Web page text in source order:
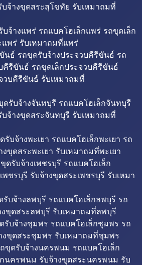
จ้างขุดสระสุโขทัย รับเหมาถมที่
จ้างแพร่ รถแบคโฮเล็กแพร่ รถขุดเล็ก
พร่ รับเหมาถมที่แพร่
นธ์ รถขุดรับจ้างประจวบคีรีขันธ์ รถ
คีรีขันธ์ รถขุดเล็กประจวบคีรีขันธ์
วบคีรีขันธ์ รับเหมาถมที่
รับจ้างจันทบุรี รถแบคโฮเล็กจันทบุรี
จ้างขุดสระจันทบุรี รับเหมาถมที่
รับจ้างพะเยา รถแบคโฮเล็กพะเยา รถ
งขุดสระพะเยา รับเหมาถมที่พะเยา
ดรับจ้างเพชรบุรี รถแบคโฮเล็ก
พชรบุรี รับจ้างขุดสระเพชรบุรี รับเหมา
บจ้างลพบุรี รถแบคโฮเล็กลพบุรี รถ
ขุดสระลพบุรี รับเหมาถมที่ลพบุรี
รับจ้างชุมพร รถแบคโฮเล็กชุมพร รถ
งขุดสระชุมพร รับเหมาถมที่ชุมพร
ขุดรับจ้างนครพนม รถแบคโฮเล็ก
นครพนม รับจ้างขุดสระนครพนม รับ